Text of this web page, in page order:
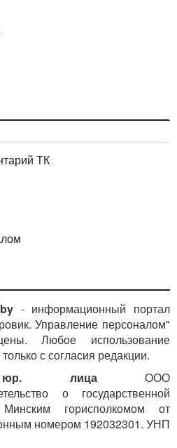
ТК
- информационный портал
Управление персоналом"
Любое использование
с согласия редакции.
юр. лицаООО
о государственной
горисполкомом от
номером 192032301. УНП